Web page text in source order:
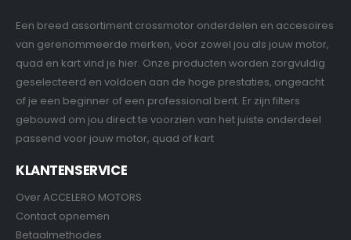
Een breed assortiment crossmotor onderdelen en accesoires
van gerenommeerde merken, voor zowel jou als jouw motor,
quad en kart vind je hier. Onze producten worden zorgvuldig
geselecteerd en voldoen aan de hoge prestaties, ongeacht
of je een beginner of een professional bent. Er zijn filters
gebouwd om jou direct te voorzien van het juiste onderdeel
passend voor jouw motor, quad of kart
KLANTENSERVICE
Over ACCELERO MOTORS
Contact opnemen
Betaalmethodes